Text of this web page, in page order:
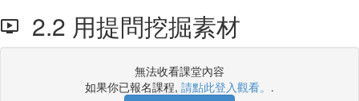
2.2 用提問挖掘素材
無法收看課堂內容
如果你已報名課程, 請點此登入觀看。 .